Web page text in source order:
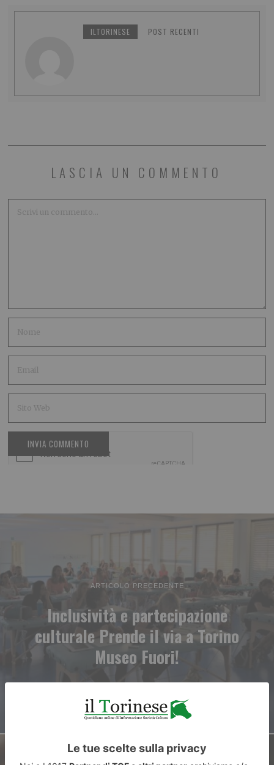
ILTORINESE POST RECENTI
LASCIA UN COMMENTO
ARTICOLO PRECEDENTE
Inclusività e partecipazione
culturale Prende il via a Torino
Museo Fuori!